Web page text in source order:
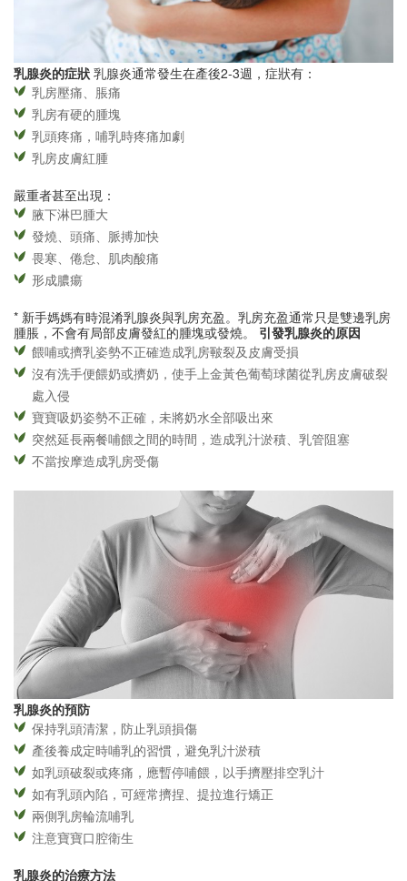
乳腺炎的症狀 乳腺炎通常發生在產後2-3週，症狀有：
乳房壓痛、脹痛
乳房有硬的腫塊
乳頭疼痛，哺乳時疼痛加劇
乳房皮膚紅腫
嚴重者甚至出現：
腋下淋巴腫大
發燒、頭痛、脈搏加快
畏寒、倦怠、肌肉酸痛
形成膿瘍
* 新手媽媽有時混淆乳腺炎與乳房充盈。乳房充盈通常只是雙邊乳房
腫脹，不會有局部皮膚發紅的腫塊或發燒。 引發乳腺炎的原因
餵哺或擠乳姿勢不正確造成乳房皸裂及皮膚受損
沒有洗手便餵奶或擠奶，使手上金黃色葡萄球菌從乳房皮膚破裂
處入侵
寶寶吸奶姿勢不正確，未將奶水全部吸出來
突然延長兩餐哺餵之間的時間，造成乳汁淤積、乳管阻塞
不當按摩造成乳房受傷
乳腺炎的預防
保持乳頭清潔，防止乳頭損傷
產後養成定時哺乳的習慣，避免乳汁淤積
如乳頭破裂或疼痛，應暫停哺餵，以手擠壓排空乳汁
如有乳頭內陷，可經常擠捏、提拉進行矯正
兩側乳房輪流哺乳
注意寶寶口腔衛生
乳腺炎的治療方法